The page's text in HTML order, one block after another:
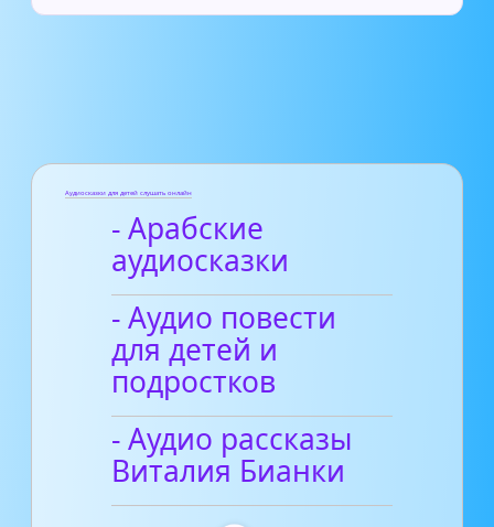
Аудиосказки для детей слушать онлайн
- Арабские
аудиосказки
- Аудио повести
для детей и
подростков
- Аудио рассказы
Виталия Бианки